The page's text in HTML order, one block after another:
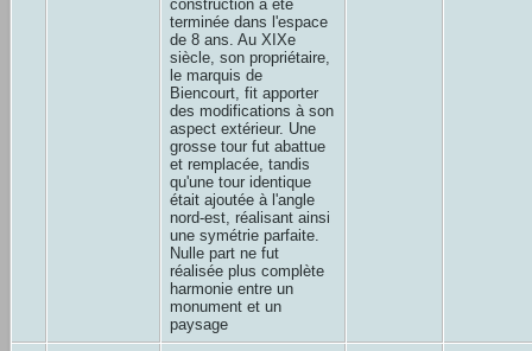
construction a été
terminée dans l'espace
de 8 ans. Au XIXe
siècle, son propriétaire,
le marquis de
Biencourt, fit apporter
des modifications à son
aspect extérieur. Une
grosse tour fut abattue
et remplacée, tandis
qu'une tour identique
était ajoutée à l'angle
nord-est, réalisant ainsi
une symétrie parfaite.
Nulle part ne fut
réalisée plus complète
harmonie entre un
monument et un
paysage